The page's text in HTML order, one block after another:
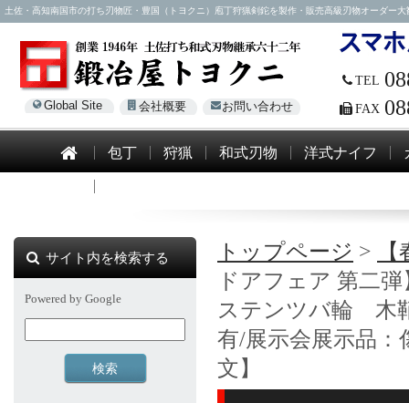
土佐・高知南国市の打ち刃物匠・豊国（トヨクニ）庖丁狩猟剣鉈を製作・販売高級刃物オーダー
Global Site 会社概要 お問い合わせ
TEL
FAX
包丁 狩猟 和式刃物 洋式ナイフ
トップページ >
ドアフェア 第二
ステンツバ輪 木
有/展示会展示品
文】
サイト内を検索する
Powered by Google